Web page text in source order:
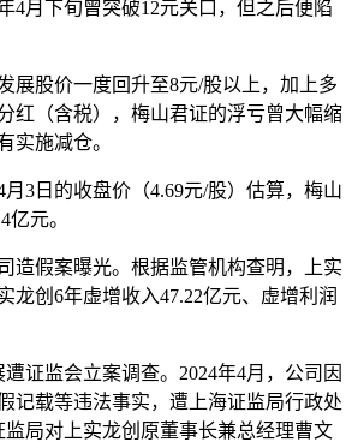
4月下旬曾突破12元关口，但之后便陷
展股价一度回升至8元/股以上，加上多
红（含税），梅山君证的浮亏曾大幅缩
实施减仓。
3日的收盘价（4.69元/股）估算，梅山
元。
造假案曝光。根据监管机构查明，上实
龙创6年虚增收入47.22亿元、虚增利润
证监会立案调查。2024年4月，公司因
记载等违法事实，遭上海证监局行政处
监局对上实龙创原董事长兼总经理曹文